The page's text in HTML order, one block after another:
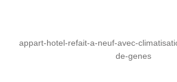
appart-hotel-refait-a-neuf-avec-
de-genes